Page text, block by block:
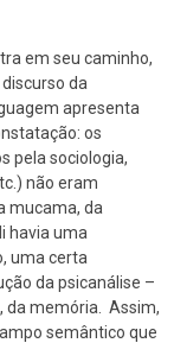
em seu caminho,
da
apresenta
os
pela sociologia,
não eram
mucama, da
havia uma
uma certa
da psicanálise –
da memória. Assim,
semântico que